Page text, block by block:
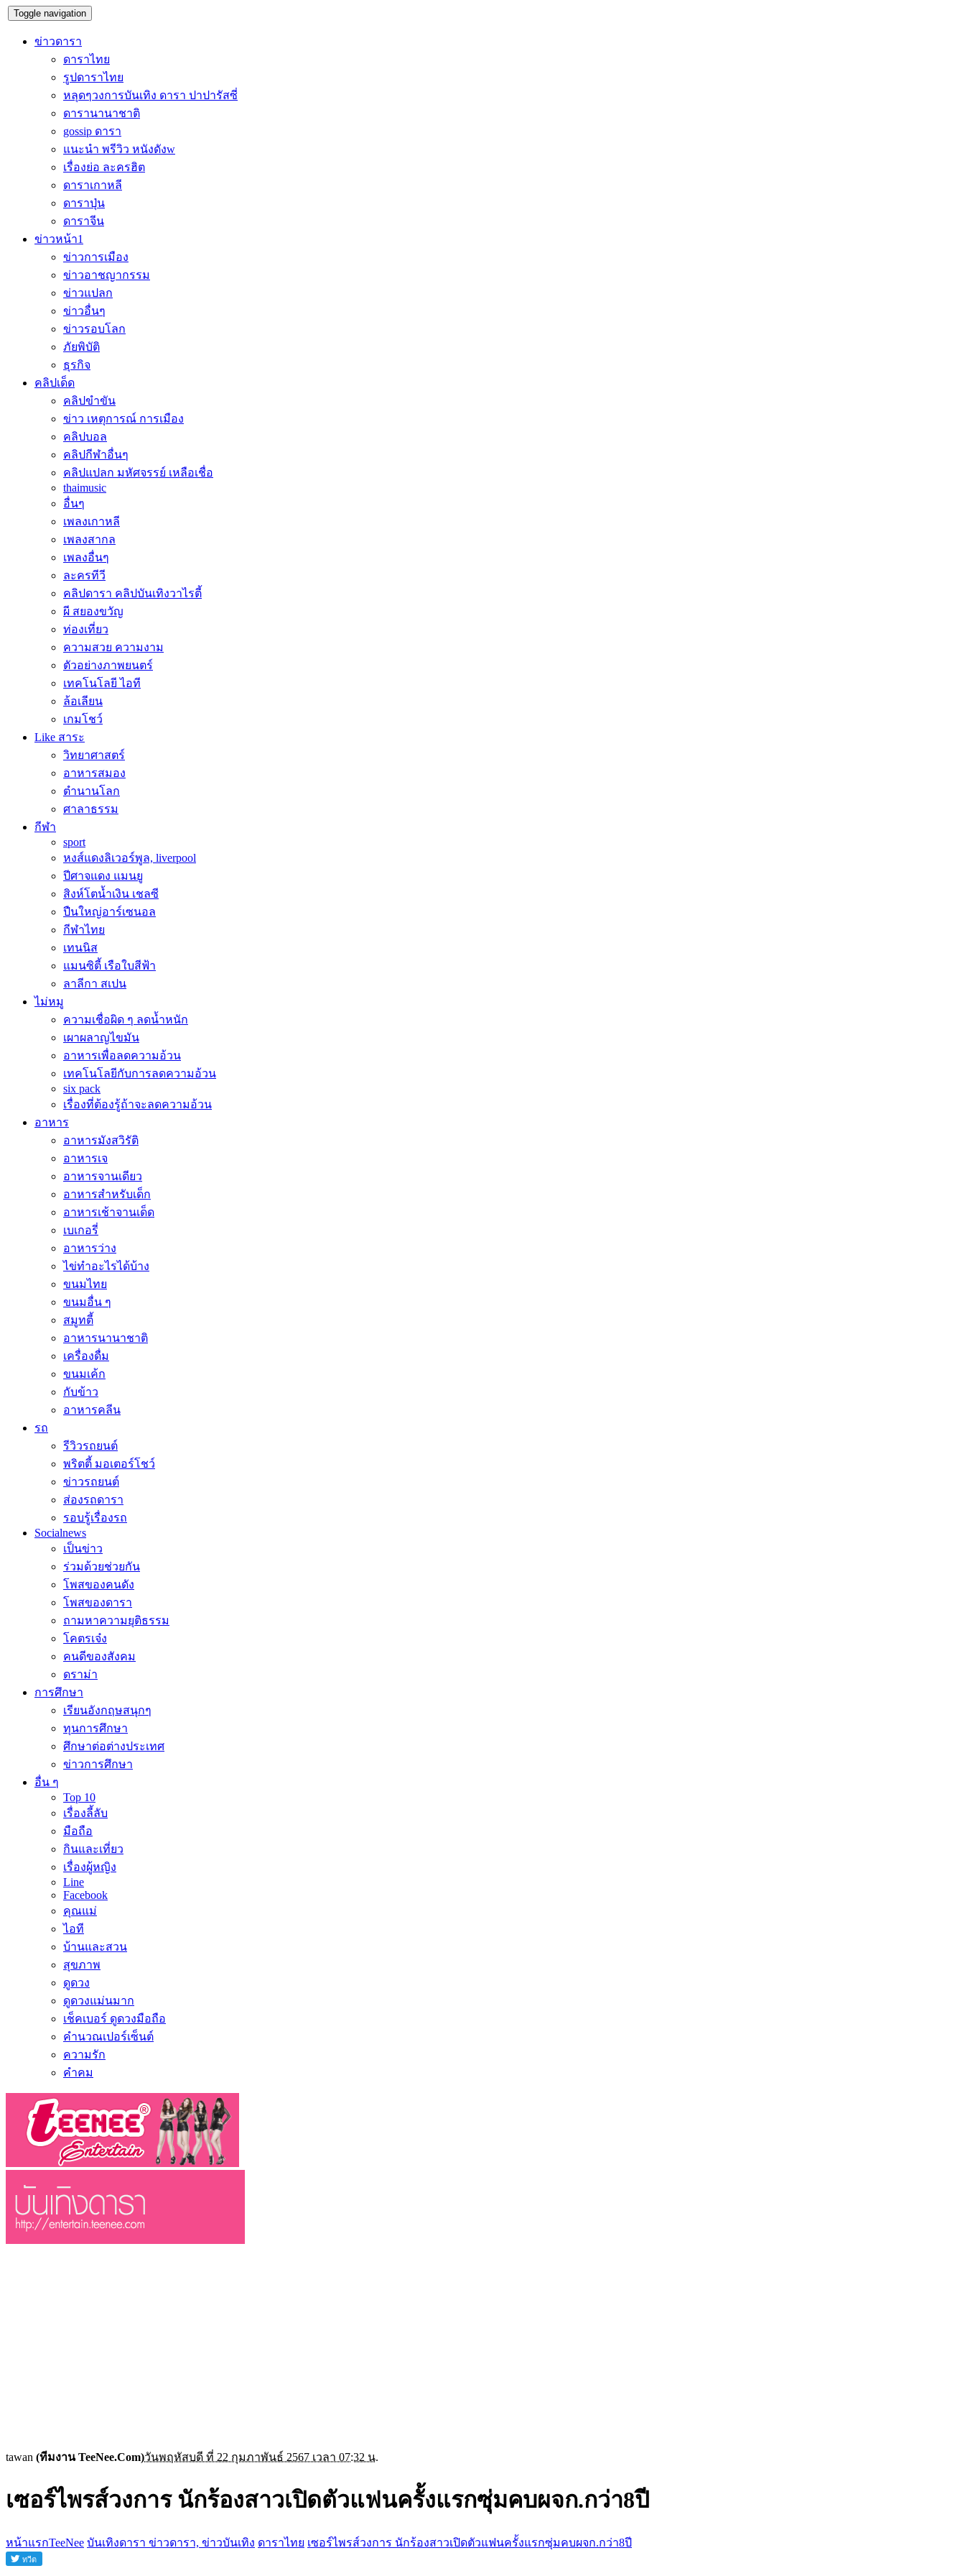
Toggle navigation
ข่าวดารา
ดาราไทย
รูปดาราไทย
หลุดๆวงการบันเทิง ดารา ปาปารัสซี่
ดารานานาชาติ
gossip ดารา
แนะนำ พรีวิว หนังดังw
เรื่องย่อ ละครฮิต
ดาราเกาหลี
ดาราปุ่น
ดาราจีน
ข่าวหน้า1
ข่าวการเมือง
ข่าวอาชญากรรม
ข่าวแปลก
ข่าวอื่นๆ
ข่าวรอบโลก
ภัยพิบัติ
ธุรกิจ
คลิปเด็ด
คลิปขำขัน
ข่าว เหตุการณ์ การเมือง
คลิปบอล
คลิปกีฬาอื่นๆ
คลิปแปลก มหัศจรรย์ เหลือเชื่อ
thaimusic
อื่นๆ
เพลงเกาหลี
เพลงสากล
เพลงอื่นๆ
ละครทีวี
คลิปดารา คลิปบันเทิงวาไรตี้
ผี สยองขวัญ
ท่องเที่ยว
ความสวย ความงาม
ตัวอย่างภาพยนตร์
เทคโนโลยี ไอที
ล้อเลียน
เกมโชว์
Like สาระ
วิทยาศาสตร์
อาหารสมอง
ตำนานโลก
ศาลาธรรม
กีฬา
sport
หงส์แดงลิเวอร์พูล, liverpool
ปีศาจแดง แมนยู
สิงห์โตน้ำเงิน เชลซี
ปืนใหญ่อาร์เซนอล
กีฬาไทย
เทนนิส
แมนซิตี้ เรือใบสีฟ้า
ลาลีกา สเปน
ไม่หมู
ความเชื่อผิด ๆ ลดน้ำหนัก
เผาผลาญไขมัน
อาหารเพื่อลดความอ้วน
เทคโนโลยีกับการลดความอ้วน
six pack
เรื่องที่ต้องรู้ถ้าจะลดความอ้วน
อาหาร
อาหารมังสวิรัติ
อาหารเจ
อาหารจานเดียว
อาหารสำหรับเด็ก
อาหารเช้าจานเด็ด
เบเกอรี่
อาหารว่าง
ไข่ทำอะไรได้บ้าง
ขนมไทย
ขนมอื่น ๆ
สมูทตี้
อาหารนานาชาติ
เครื่องดื่ม
ขนมเค้ก
กับข้าว
อาหารคลีน
รถ
รีวิวรถยนต์
พริตตี้ มอเตอร์โชว์
ข่าวรถยนต์
ส่องรถดารา
รอบรู้เรื่องรถ
Socialnews
เป็นข่าว
ร่วมด้วยช่วยกัน
โพสของคนดัง
โพสของดารา
ถามหาความยุติธรรม
โคตรเจ๋ง
คนดีของสังคม
ดราม่า
การศึกษา
เรียนอังกฤษสนุกๆ
ทุนการศึกษา
ศึกษาต่อต่างประเทศ
ข่าวการศึกษา
อื่น ๆ
Top 10
เรื่องลี้ลับ
มือถือ
กินและเที่ยว
เรื่องผู้หญิง
Line
Facebook
คุณแม่
ไอที
บ้านและสวน
สุขภาพ
ดูดวง
ดูดวงแม่นมาก
เช็คเบอร์ ดูดวงมือถือ
คำนวณเปอร์เซ็นต์
ความรัก
คำคม
tawan (ทีมงาน TeeNee.Com)วันพฤหัสบดี ที่ 22 กุมภาพันธ์ 2567 เวลา 07:32 น.
เซอร์ไพรส์วงการ นักร้องสาวเปิดตัวแฟนครั้งแรกซุ่มคบผจก.กว่า8ปี
หน้าแรกTeeNee บันเทิงดารา ข่าวดารา, ข่าวบันเทิง ดาราไทย เซอร์ไพรส์วงการ นักร้องสาวเปิดตัวแฟนครั้งแรกซุ่มคบผจก.กว่า8ปี